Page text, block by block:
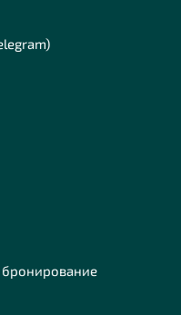
бронирование